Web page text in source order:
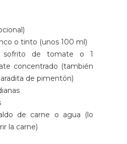
o tinto (unos 100 ml)
sofrito de tomate o 1
concentrado (también
de pimentón)
de carne o agua (lo
la carne)